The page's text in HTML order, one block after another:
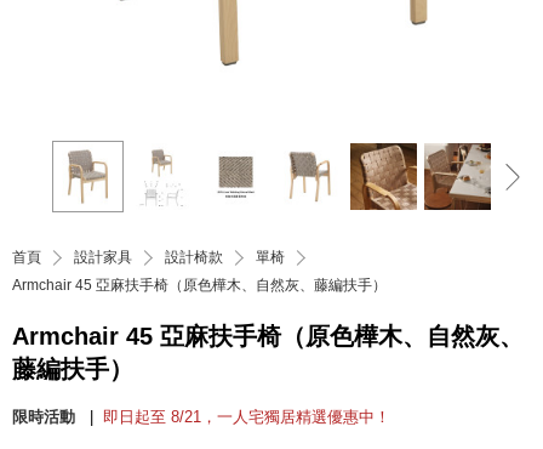
首頁 設計家具 設計椅款
單椅
Armchair 45 亞麻扶手椅（原色樺木、自然灰、藤編扶手）
Armchair 45 亞麻扶手椅（原色樺木、自然灰、
藤編扶手）
限時活動 即日起至 8/21，一人宅獨居精選優惠中！